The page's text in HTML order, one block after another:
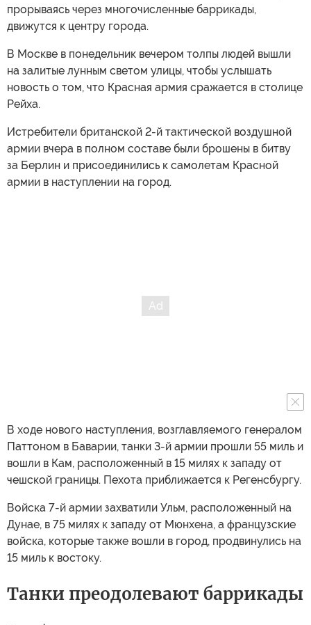
прорываясь через многочисленные баррикады,
движутся к центру города.
В Москве в понедельник вечером толпы людей вышли
на залитые лунным светом улицы, чтобы услышать
новость о том, что Красная армия сражается в столице
Рейха.
Истребители британской 2-й тактической воздушной
армии вчера в полном составе были брошены в битву
за Берлин и присоединились к самолетам Красной
армии в наступлении на город.
В ходе нового наступления, возглавляемого генералом
Паттоном в Баварии, танки 3-й армии прошли 55 миль и
вошли в Кам, расположенный в 15 милях к западу от
чешской границы. Пехота приближается к Регенсбургу.
Войска 7-й армии захватили Ульм, расположенный на
Дунае, в 75 милях к западу от Мюнхена, а французские
войска, которые также вошли в город, продвинулись на
15 миль к востоку.
Танки преодолевают баррикады